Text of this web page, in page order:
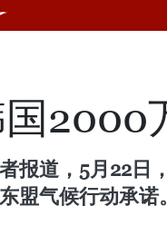
2000
报道，5月22日
盟气候行动承诺